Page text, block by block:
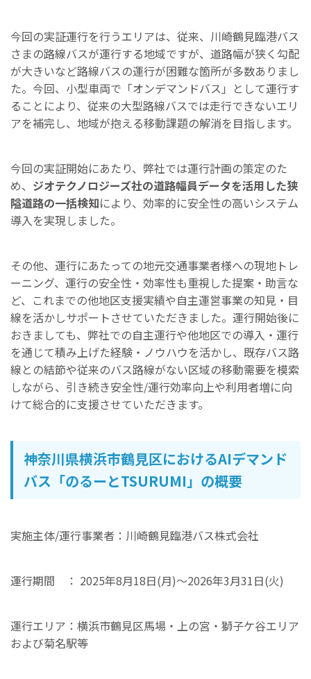
今回の実証運行を行うエリアは、従来、川崎鶴見臨港バス
さまの路線バスが運行する地域ですが、道路幅が狭く勾配
が大きいなど路線バスの運行が困難な箇所が多数ありまし
た。今回、小型車両で「オンデマンドバス」として運行す
ることにより、従来の大型路線バスでは走行できないエリ
アを補完し、地域が抱える移動課題の解消を目指します。
今回の実証開始にあたり、弊社では運行計画の策定のた
め、 ジオテクノロジーズ社の道路幅員データを活用した狭
隘道路の一括検知により、効率的に安全性の高いシステム
導入を実現しました。
その他、運行にあたっての地元交通事業者様への現地トレ
ーニング、運行の安全性・効率性も重視した提案・助言な
ど、これまでの他地区支援実績や自主運営事業の知見・目
線を活かしサポートさせていただきました。運行開始後に
おきましても、弊社での自主運行や他地区での導入・運行
を通じて積み上げた経験・ノウハウを活かし、既存バス路
線との結節や従来のバス路線がない区域の移動需要を模索
しながら、引き続き安全性/運行効率向上や利用者増に向
けて総合的に支援させていただきます。
神奈川県横浜市鶴見区におけるAIデマンド
バス「のるーとTSURUMI」の概要
実施主体/運行事業者：川崎鶴見臨港バス株式会社
運行期間 ： 2025年8月18日(月)〜2026年3月31日(火)
運行エリア：横浜市鶴見区馬場・上の宮・獅子ケ谷エリア
および菊名駅等